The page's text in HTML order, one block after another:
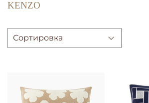
KENZO